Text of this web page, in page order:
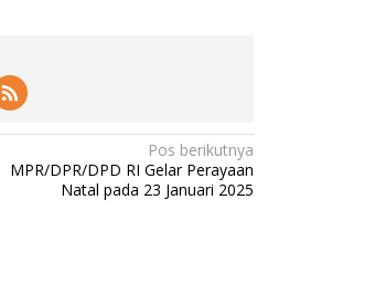
Pos berikutnya
MPR/DPR/DPD RI Gelar Perayaan
Natal pada 23 Januari 2025